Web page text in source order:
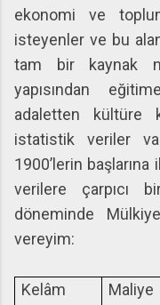
ekonomi ve
isteyenler ve bu
tam bir kaynak
yapısından
adaletten kültüre
istatistik veriler
1900’lerin
verilere çarpıcı
döneminde
vereyim:
Kelâm Maliye